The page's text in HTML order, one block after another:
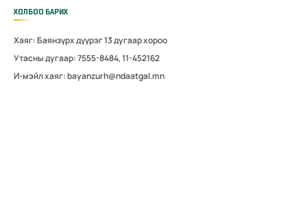
ХОЛБОО БАРИХ
Хаяг: Баянзүрх дүүрэг 13 дугаар хороо
Утасны дугаар: 7555-8484, 11-452162
И-мэйл хаяг: bayanzurh@ndaatgal.mn